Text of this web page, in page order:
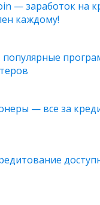
— заработок на
каждому!
— все за